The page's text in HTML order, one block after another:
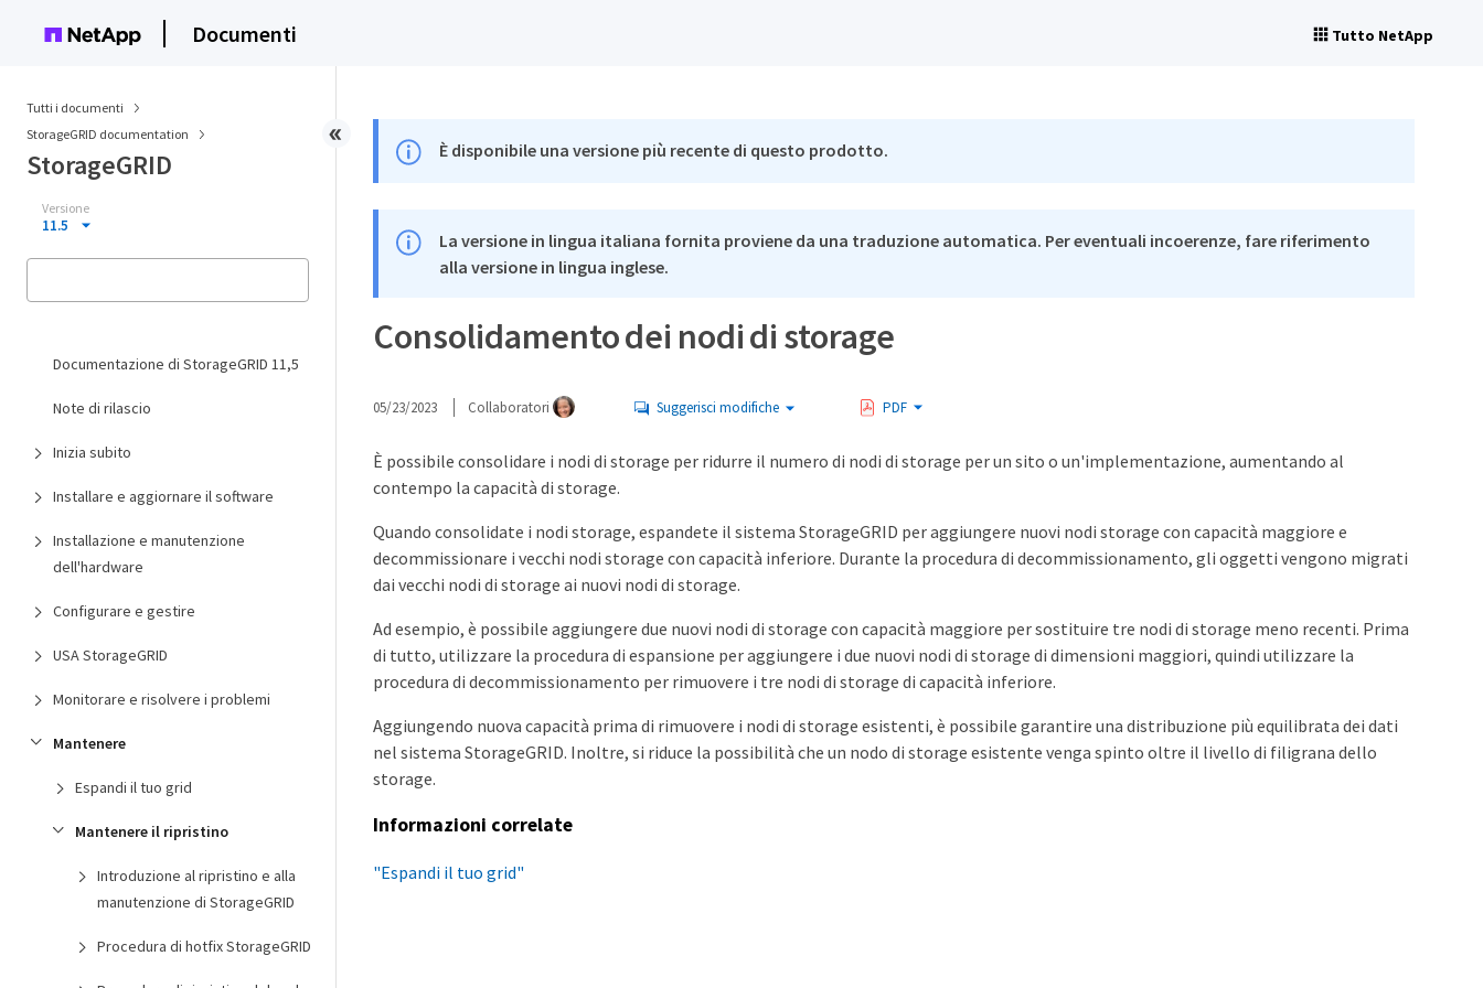
Documenti Tutto NetApp
Tutti i documenti
StorageGRID documentation
StorageGRID
Versione
11.5
Documentazione di StorageGRID 11,5
Note di rilascio
Inizia subito
Installare e aggiornare il software
Installazione e manutenzione
dell'hardware
Configurare e gestire
USA StorageGRID
Monitorare e risolvere i problemi
Mantenere
Espandi il tuo grid
Mantenere il ripristino
Introduzione al ripristino e alla
manutenzione di StorageGRID
Procedura di hotfix StorageGRID
È disponibile una versione più recente di questo prodotto.
La versione in lingua italiana fornita proviene da una traduzione automatica. Per eventuali incoerenze, fare riferimento
alla versione in lingua inglese.
Consolidamento dei nodi di storage
05/23/2023 Collaboratori Suggerisci modifiche PDF
È possibile consolidare i nodi di storage per ridurre il numero di nodi di storage per un sito o un'implementazione, aumentando al
contempo la capacità di storage.
Quando consolidate i nodi storage, espandete il sistema StorageGRID per aggiungere nuovi nodi storage con capacità maggiore e
decommissionare i vecchi nodi storage con capacità inferiore. Durante la procedura di decommissionamento, gli oggetti vengono migrati
dai vecchi nodi di storage ai nuovi nodi di storage.
Ad esempio, è possibile aggiungere due nuovi nodi di storage con capacità maggiore per sostituire tre nodi di storage meno recenti. Prima
di tutto, utilizzare la procedura di espansione per aggiungere i due nuovi nodi di storage di dimensioni maggiori, quindi utilizzare la
procedura di decommissionamento per rimuovere i tre nodi di storage di capacità inferiore.
Aggiungendo nuova capacità prima di rimuovere i nodi di storage esistenti, è possibile garantire una distribuzione più equilibrata dei dati
nel sistema StorageGRID. Inoltre, si riduce la possibilità che un nodo di storage esistente venga spinto oltre il livello di filigrana dello
storage.
Informazioni correlate
"Espandi il tuo grid"